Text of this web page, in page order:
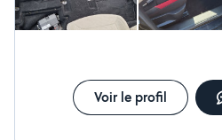
Voir le profil